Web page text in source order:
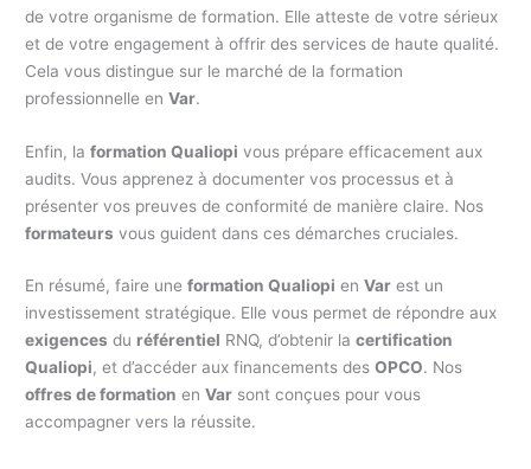
de votre organisme de formation. Elle atteste de votre sérieux
et de votre engagement à offrir des services de haute qualité.
Cela vous distingue sur le marché de la formation
professionnelle enVar.
Enfin, laformation Qualiopi vous prépare efficacement aux
audits. Vous apprenez à documenter vos processus et à
présenter vos preuves de conformité de manière claire. Nos
formateurs vous guident dans ces démarches cruciales.
En résumé, faire uneformation Qualiopi enVar est un
investissement stratégique. Elle vous permet de répondre aux
exigences du référentiel RNQ, d’obtenir lacertification
Qualiopi, et d’accéder aux financements desOPCO. Nos
offres de formation enVar sont conçues pour vous
accompagner vers la réussite.